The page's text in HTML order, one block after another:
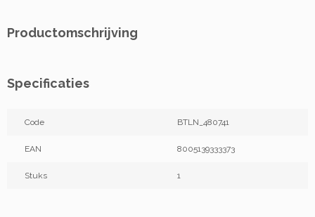
Productomschrijving
Specificaties
Code BTLN_480741
EAN 8005139333373
Stuks 1